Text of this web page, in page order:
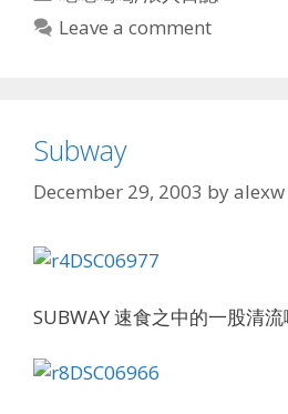
Leave a comment
Subway
December 29, 2003 byalexw
SUBWAY 速食之中的一股清